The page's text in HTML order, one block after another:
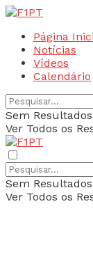
Página
Notícias
Vídeos
Calendário
Sem Resultados
Ver Todos os
Sem Resultados
Ver Todos os